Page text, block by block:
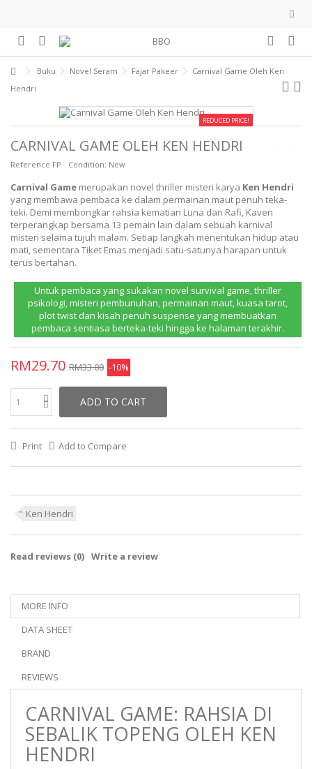
Buku Novel Seram Fajar Pakeer
Carnival Game Oleh Ken
Hendri
REDUCED PRICE!
CARNIVAL GAME OLEH KEN HENDRI
Reference FP Condition: New
Carnival Game merupakan novel thriller misteri karya Ken Hendri
yang membawa pembaca ke dalam permainan maut penuh teka-
teki. Demi membongkar rahsia kematian Luna dan Rafi, Kaven
terperangkap bersama 13 pemain lain dalam sebuah karnival
misteri selama tujuh malam. Setiap langkah menentukan hidup atau
mati, sementara Tiket Emas menjadi satu-satunya harapan untuk
terus bertahan.
Untuk pembaca yang sukakan novel survival game, thriller
psikologi, misteri pembunuhan, permainan maut, kuasa tarot,
plot twist dan kisah penuh suspense yang membuatkan
pembaca sentiasa berteka-teki hingga ke halaman terakhir.
RM29.70 RM33.00 -10%
ADD TO CART
Print Add to Compare
Ken Hendri
Read reviews (0) Write a review
MORE INFO
DATA SHEET
BRAND
REVIEWS
CARNIVAL GAME: RAHSIA DI
SEBALIK TOPENG OLEH KEN
HENDRI